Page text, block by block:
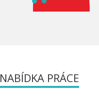
NABÍDKA PRÁCE